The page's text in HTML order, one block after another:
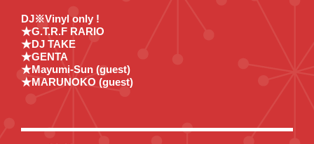
DJ※Vinyl only !
★G.T.R.F RARIO
★DJ TAKE
★GENTA
★Mayumi-Sun (guest)
★MARUNOKO (guest)